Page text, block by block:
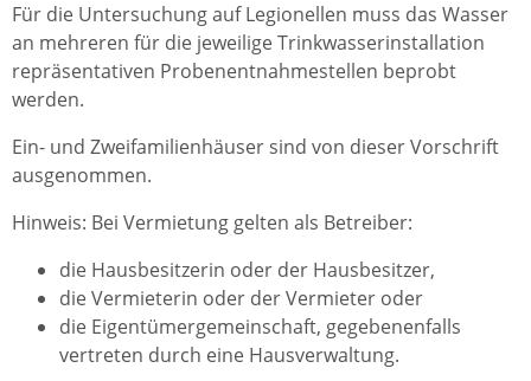
Für die Untersuchung auf Legionellen muss das Wasser
an mehreren für die jeweilige Trinkwasserinstallation
repräsentativen Probenentnahmestellen beprobt
werden.
Ein- und Zweifamilienhäuser sind von dieser Vorschrift
ausgenommen.
Hinweis: Bei Vermietung gelten als Betreiber:
die Hausbesitzerin oder der Hausbesitzer,
die Vermieterin oder der Vermieter oder
die Eigentümergemeinschaft, gegebenenfalls
vertreten durch eine Hausverwaltung.